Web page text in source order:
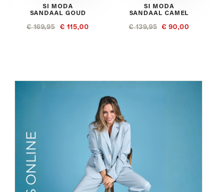
SI MODA
SANDAAL GOUD
€ 169,95 € 115,00
SI MODA
SANDAAL CAMEL
€ 139,95 € 90,00